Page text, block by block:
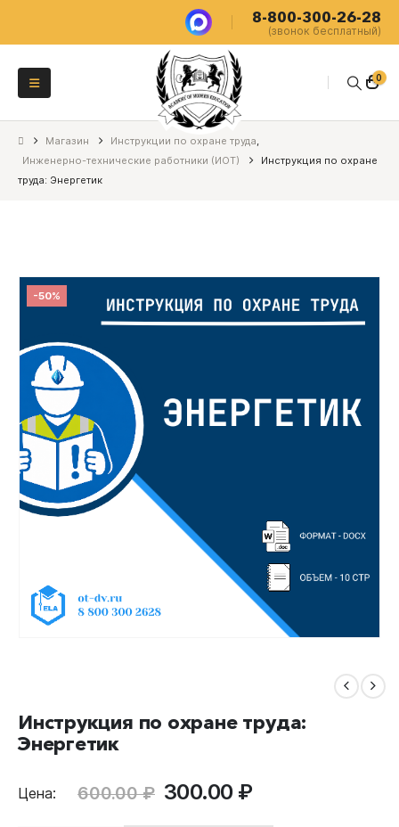
8-800-300-26-28
(звонок бесплатный)
0
Магазин Инструкции по охране труда,
Инженерно-технические работники (ИОТ)
Инструкция по охране
труда: Энергетик
-50%
Инструкция по охране труда:
Энергетик
Цена: 600.00₽ Первоначальная
300.00 ₽Текущая